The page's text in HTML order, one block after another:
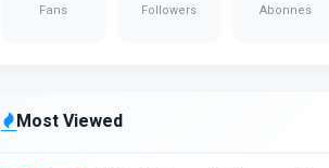
Fans Followers Abonnes
Most Viewed